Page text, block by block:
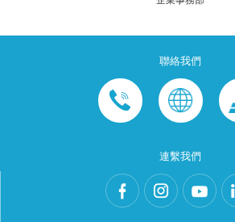
聯絡我們
連繫我們